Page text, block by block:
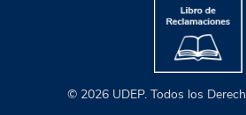
© 2026 UDEP. Todos los